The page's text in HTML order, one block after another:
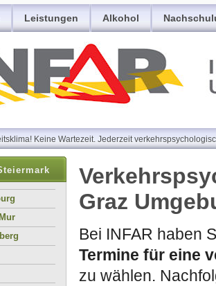
Leistungen Alkohol
Keine Wartezeit. Jederzeit
Graz
Bei INFAR haben
Termine für eine
zu wählen.